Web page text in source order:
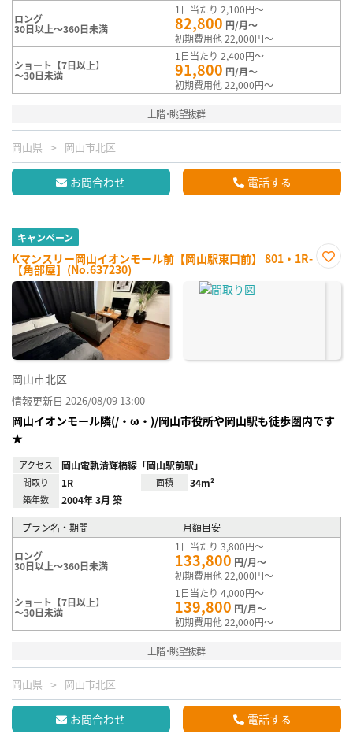
ロング
30日以上～360日未満
1日当たり 2,100円～
82,800 円/月～
初期費用他 22,000円～
ショート【7日以上】
～30日未満
1日当たり 2,400円～
91,800 円/月～
初期費用他 22,000円～
上階･眺望抜群
岡山県 岡山市北区
お問合わせ 電話する
キャンペーン
Kマンスリー岡山イオンモール前【岡山駅東口前】 801・1R-
【角部屋】(No.637230)
に入
岡山市北区
情報更新日 2026/08/09 13:00
岡山イオンモール隣(/・ω・)/岡山市役所や岡山駅も徒歩圏内です
★
アクセス 岡山電軌清輝橋線「岡山駅前駅」
間取り 1R 面積 34m²
築年数 2004年 3月 築
プラン名・期間 月額目安
ロング
30日以上～360日未満
1日当たり 3,800円～
133,800 円/月～
初期費用他 22,000円～
ショート【7日以上】
～30日未満
1日当たり 4,000円～
139,800 円/月～
初期費用他 22,000円～
上階･眺望抜群
岡山県 岡山市北区
お問合わせ 電話する